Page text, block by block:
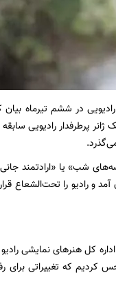
در ششم تیرماه بیان
پرطرفدار رادیویی
شب» یا «ارادتمند جانی
و رادیو را تحت‌الشعاع قرار
کل هنرهای نمایشی
را حس کردیم که تغییراتی برای